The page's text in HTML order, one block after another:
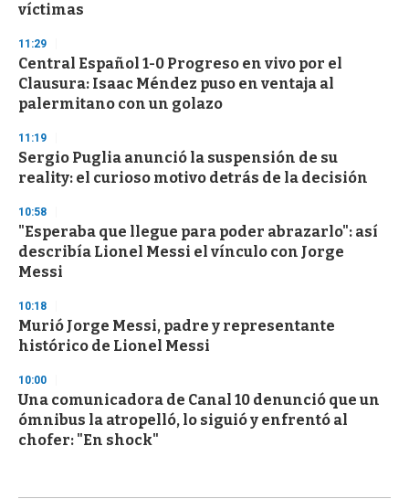
víctimas
11:29
Central Español 1-0 Progreso en vivo por el
Clausura: Isaac Méndez puso en ventaja al
palermitano con un golazo
11:19
Sergio Puglia anunció la suspensión de su
reality: el curioso motivo detrás de la decisión
10:58
"Esperaba que llegue para poder abrazarlo": así
describía Lionel Messi el vínculo con Jorge
Messi
10:18
Murió Jorge Messi, padre y representante
histórico de Lionel Messi
10:00
Una comunicadora de Canal 10 denunció que un
ómnibus la atropelló, lo siguió y enfrentó al
chofer: "En shock"